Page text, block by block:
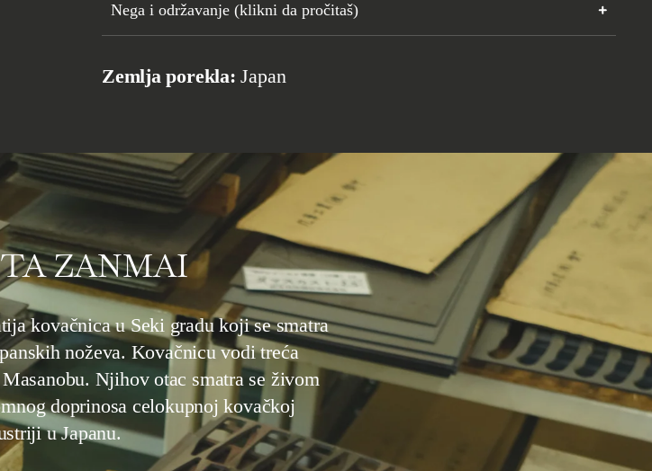
Tvrdoća HRC:
61±1
Nega i održavanje (klikni da pročitaš)
Zemlja porekla:Japan
ZANMAI
noževa. Kovačnicu vodi treća
Njihov otac smatra se živom
doprinosa celokupnoj kovačkoj
u Japanu.